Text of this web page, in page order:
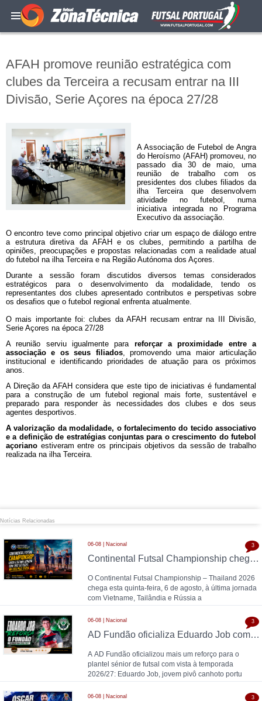
AFAH promove reunião estratégica com
clubes da Terceira a recusam entrar na III
Divisão, Serie Açores na época 27/28
A Associação de Futebol de Angra
do Heroísmo (AFAH) promoveu, no
passado dia 30 de maio, uma
reunião de trabalho com os
presidentes dos clubes filiados da
ilha Terceira que desenvolvem
atividade no futebol, numa
iniciativa integrada no Programa
Executivo da associação.
O encontro teve como principal objetivo criar um espaço de diálogo entre
a estrutura diretiva da AFAH e os clubes, permitindo a partilha de
opiniões, preocupações e propostas relacionadas com a realidade atual
do futebol na ilha Terceira e na Região Autónoma dos Açores.
Durante a sessão foram discutidos diversos temas considerados
estratégicos para o desenvolvimento da modalidade, tendo os
representantes dos clubes apresentado contributos e perspetivas sobre
os desafios que o futebol regional enfrenta atualmente.
O mais importante foi: clubes da AFAH recusam entrar na III Divisão,
Serie Açores na época 27/28
A reunião serviu igualmente para reforçar a proximidade entre a
associação e os seus filiados, promovendo uma maior articulação
institucional e identificando prioridades de atuação para os próximos
anos.
A Direção da AFAH considera que este tipo de iniciativas é fundamental
para a construção de um futebol regional mais forte, sustentável e
preparado para responder às necessidades dos clubes e dos seus
agentes desportivos.
A valorização da modalidade, o fortalecimento do tecido associativo
e a definição de estratégias conjuntas para o crescimento do futebol
açoriano estiveram entre os principais objetivos da sessão de trabalho
realizada na ilha Terceira.
Notícias Relacionadas
06-08 | Nacional
Continental Futsal Championship chega à última jornada com três seleções na luta pelo título
O Continental Futsal Championship – Thailand 2026
chega esta quinta-feira, 6 de agosto, à última jornada
com Vietname, Tailândia e Rússia a
3
06-08 | Nacional
AD Fundão oficializa Eduardo Job como reforço para 2026/27
A AD Fundão oficializou mais um reforço para o
plantel sénior de futsal com vista à temporada
2026/27: Eduardo Job, jovem pivô canhoto portu
3
06-08 | Nacional 3